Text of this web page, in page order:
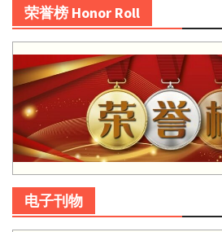
荣誉榜 Honor Roll
电子刊物